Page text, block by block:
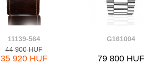
11139-564
44 900 HUF
35 920 HUF
G161004
79 800 HUF